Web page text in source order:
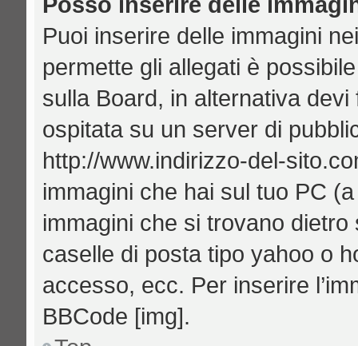
Puoi inserire delle immagini
permette gli allegati è
sulla Board, in alternativa devi
ospitata su un server di
http://www.indirizzo-del-
immagini che hai sul tuo PC
immagini che si trovano
caselle di posta tipo yahoo o
accesso, ecc. Per inserire
BBCode [img].